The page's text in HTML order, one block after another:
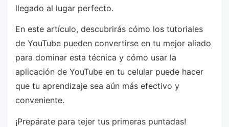
llegado al lugar perfecto.
En este artículo, descubrirás cómo los tutoriales
de YouTube pueden convertirse en tu mejor aliado
para dominar esta técnica y cómo usar la
aplicación de YouTube en tu celular puede hacer
que tu aprendizaje sea aún más efectivo y
conveniente.
¡Prepárate para tejer tus primeras puntadas!